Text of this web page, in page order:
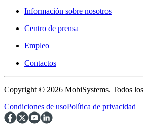
Información sobre nosotros
Centro de prensa
Empleo
Contactos
Copyright © 2026 MobiSystems. Todos los
Condiciones de usoPolítica de privacidad